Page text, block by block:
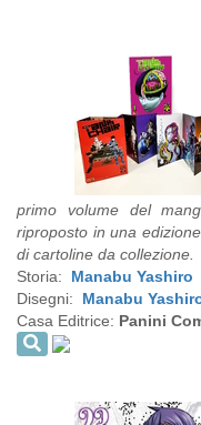
primo volume del
riproposto in una
di cartoline da collezione.
Storia: Manabu Yashiro
Disegni: Manabu
Casa Editrice: Panini